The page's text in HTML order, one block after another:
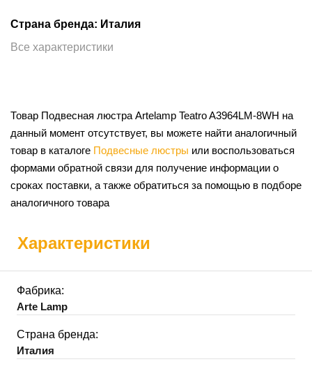
Страна бренда: Италия
Все характеристики
Товар Подвесная люстра Artelamp Teatro A3964LM-8WH на
данный момент отсутствует, вы можете найти аналогичный
товар в каталоге Подвесные люстры или воспользоваться
формами обратной связи для получение информации о
сроках поставки, а также обратиться за помощью в подборе
аналогичного товара
Характеристики
Фабрика:
Arte Lamp
Страна бренда:
Италия